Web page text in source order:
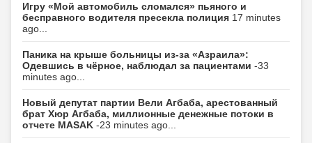
Игру «Мой автомобиль сломался» пьяного и
бесправного водителя пресекла полиция 17 minutes
ago...
Паника на крыше больницы из-за «Азраила»:
Одевшись в чёрное, наблюдал за пациентами -33
minutes ago...
Новый депутат партии Вели Агбаба, арестованный
брат Хюр Агбаба, миллионные денежные потоки в
отчете MASAK -23 minutes ago...